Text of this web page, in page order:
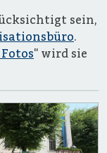
sein,
.
" wird sie